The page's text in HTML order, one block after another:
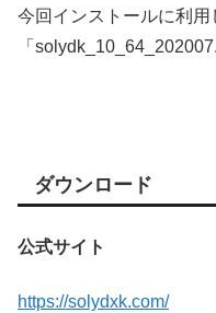
今回インストールに利用
「
ダウンロード
公式サイト
https://solydxk.com/